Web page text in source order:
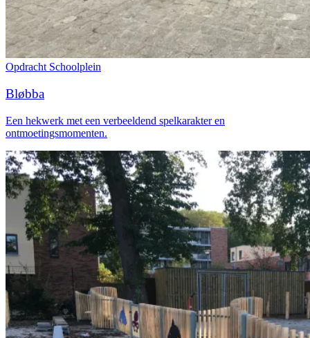
Opdracht Schoolplein
Bløbba
Een hekwerk met een verbeeldend spelkarakter en
ontmoetingsmomenten.